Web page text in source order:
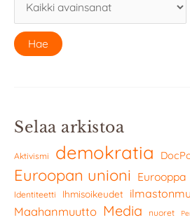
Selaa arkistoa
Aktivismi demokratia
Euroopan unioni Eurooppa
Identiteetti Ihmisoikeudet
Maahanmuutto Media nuoret